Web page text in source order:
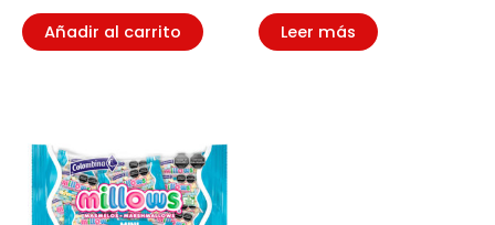
Añadir al carrito Leer más